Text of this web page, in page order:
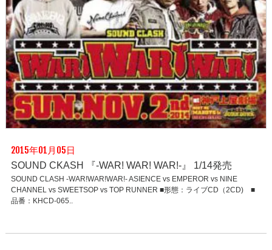
2015年01月05日
SOUND CKASH 『-WAR! WAR! WAR!-』 1/14発売
SOUND CLASH -WAR!WAR!WAR!- ASIENCE vs EMPEROR vs NINE
CHANNEL vs SWEETSOP vs TOP RUNNER ■形態：ライブCD（2CD) ■
品番：KHCD-065..